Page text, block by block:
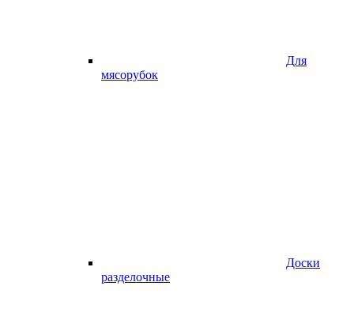
Для
мясорубок
Доски
разделочные